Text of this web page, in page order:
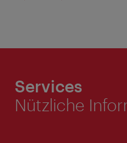
Services
Nützliche